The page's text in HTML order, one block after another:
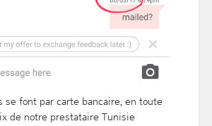
se font par carte bancaire, en toute
de notre prestataire Tunisie